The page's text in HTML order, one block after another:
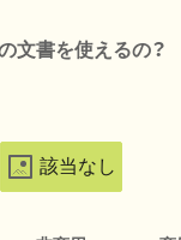
文書を使えるの？
該当なし